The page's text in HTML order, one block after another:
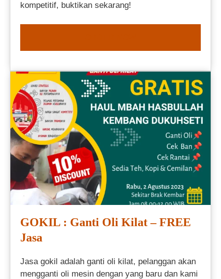
kompetitif, buktikan sekarang!
GOKIL : Ganti Oli Kilat – FREE
Jasa
Jasa gokil adalah ganti oli kilat, pelanggan akan
mengganti oli mesin dengan yang baru dan kami